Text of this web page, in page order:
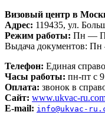
Визовый центр в
Адрес: 119435, ул.
Режим работы: Пн —
Выдача документов:
Телефон: Единая
Часы работы: пн-пт с
Оплата: звонок в
Сайт: www.ukvac-
E-mail: info@ukvac-